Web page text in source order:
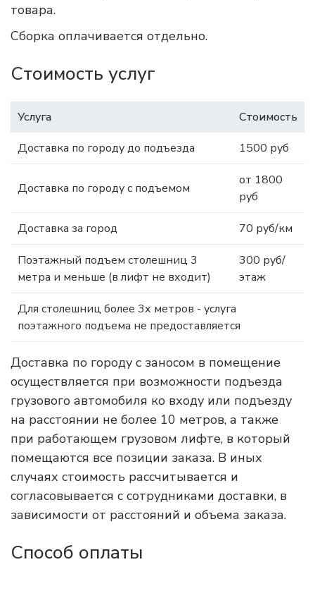
товара.
Сборка оплачивается отдельно.
Стоимость услуг
Услуга
Стоимость
Доставка по городу до подъезда
1500 руб
Доставка по городу с подъемом
от 1800
руб
Доставка за город 70 руб/км
Поэтажный подъем столешниц 3
метра и меньше (в лифт не входит)
300 руб/
этаж
Для столешниц более 3х метров - услуга
поэтажного подъема не предоставляется
Доставка по городу с заносом в помещение
осуществляется при возможности подъезда
грузового автомобиля ко входу или подъезду
на расстоянии не более 10 метров, а также
при работающем грузовом лифте, в который
помещаются все позиции заказа. В иных
случаях стоимость рассчитывается и
согласовывается с сотрудниками доставки, в
зависимости от расстояний и объема заказа.
Способ оплаты